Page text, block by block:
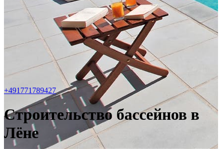
+491771789427
Строительство бассейнов в
Лёне